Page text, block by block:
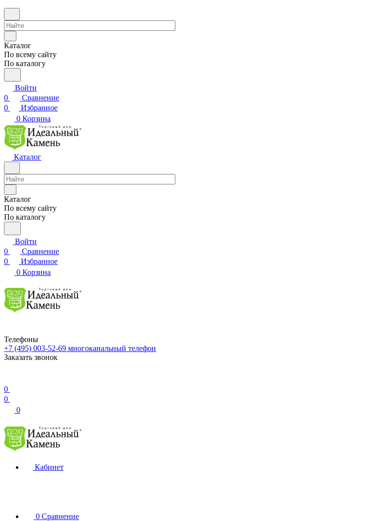
Каталог
По всему сайту
По каталогу
Войти
0
Сравнение
0
Избранное
0 Корзина
Каталог
Каталог
По всему сайту
По каталогу
Войти
0
Сравнение
0
Избранное
0 Корзина
Телефоны
+7 (495) 003-52-69 многоканальный телефон
Заказать звонок
0
0
0
Кабинет
0 Сравнение